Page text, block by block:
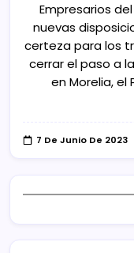
Empresarios
nuevas
certeza para los
cerrar el paso a
en Morelia, el
7 De Junio De 2023